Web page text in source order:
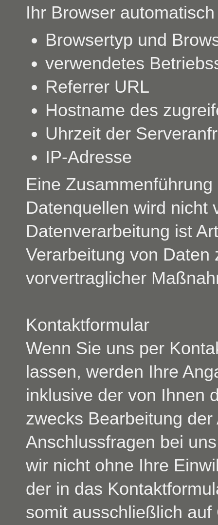
Ihr Browser
Browsertyp und
verwendetes
Referrer URL
Hostname des
Uhrzeit der
IP-Adresse
Eine
Datenquellen wird nicht
Datenverarbeitung ist
Verarbeitung von Daten
vorvertraglicher
Kontaktformular
Wenn Sie uns per
lassen, werden Ihre
inklusive der von Ihnen
zwecks Bearbeitung
Anschlussfragen bei
wir nicht ohne Ihre
der in das
somit ausschließlich